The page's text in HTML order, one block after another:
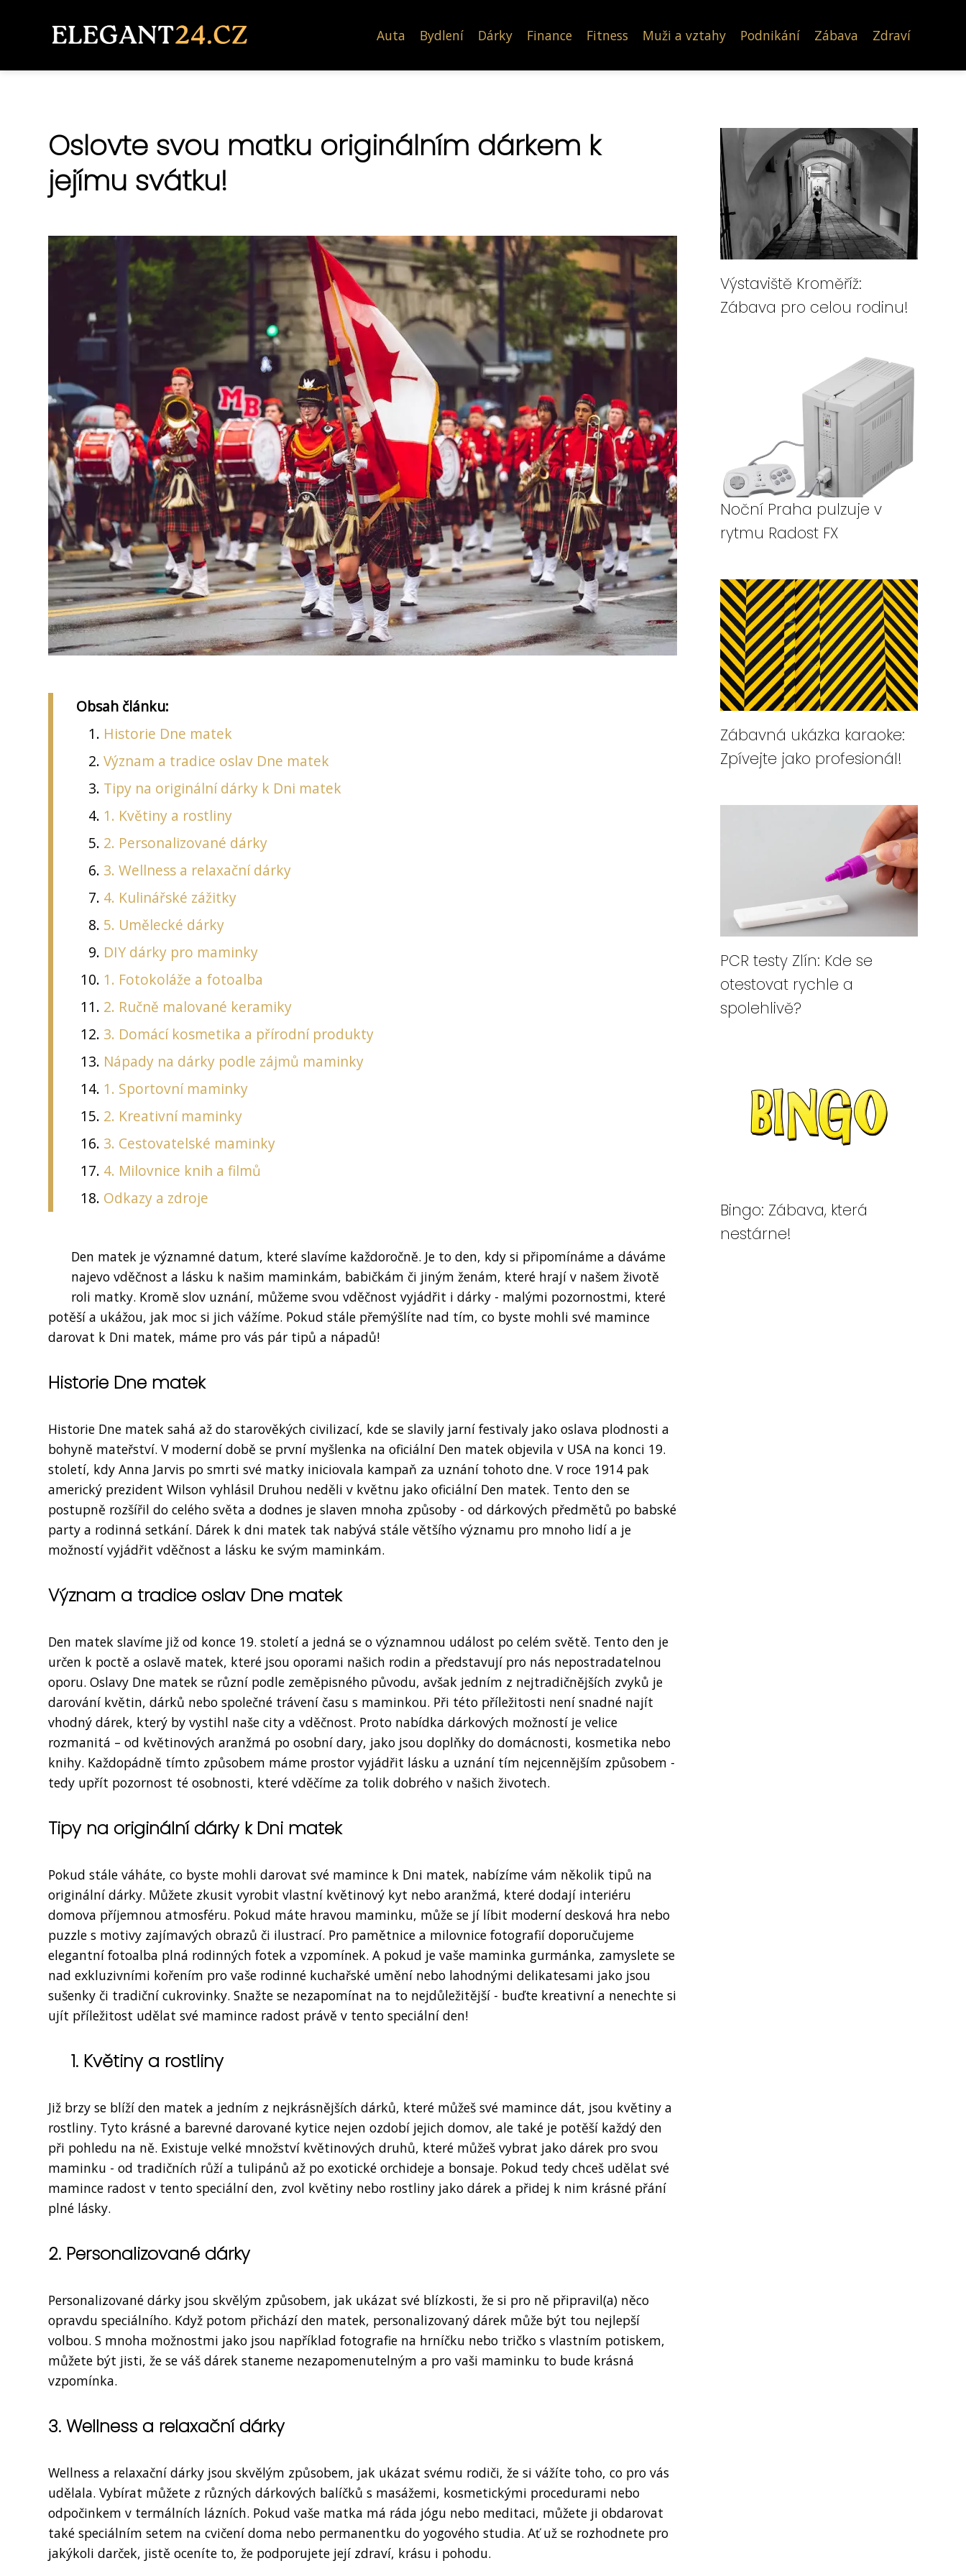
Auta Bydlení Dárky Finance Fitness Muži a vztahy Podnikání Zábava Zdraví
Oslovte svou matku originálním dárkem k
jejímu svátku!
Obsah článku:
Historie Dne matek
Význam a tradice oslav Dne matek
Tipy na originální dárky k Dni matek
1. Květiny a rostliny
2. Personalizované dárky
3. Wellness a relaxační dárky
4. Kulinářské zážitky
5. Umělecké dárky
DIY dárky pro maminky
1. Fotokoláže a fotoalba
2. Ručně malované keramiky
3. Domácí kosmetika a přírodní produkty
Nápady na dárky podle zájmů maminky
1. Sportovní maminky
2. Kreativní maminky
3. Cestovatelské maminky
4. Milovnice knih a filmů
Odkazy a zdroje
Den matek je významné datum, které slavíme každoročně. Je to den, kdy si připomínáme a dáváme
najevo vděčnost a lásku k našim maminkám, babičkám či jiným ženám, které hrají v našem životě
roli matky. Kromě slov uznání, můžeme svou vděčnost vyjádřit i dárky - malými pozornostmi, které
potěší a ukážou, jak moc si jich vážíme. Pokud stále přemýšlíte nad tím, co byste mohli své mamince
darovat k Dni matek, máme pro vás pár tipů a nápadů!
Historie Dne matek
Historie Dne matek sahá až do starověkých civilizací, kde se slavily jarní festivaly jako oslava plodnosti a
bohyně mateřství. V moderní době se první myšlenka na oficiální Den matek objevila v USA na konci 19.
století, kdy Anna Jarvis po smrti své matky iniciovala kampaň za uznání tohoto dne. V roce 1914 pak
americký prezident Wilson vyhlásil Druhou neděli v květnu jako oficiální Den matek. Tento den se
postupně rozšířil do celého světa a dodnes je slaven mnoha způsoby - od dárkových předmětů po babské
party a rodinná setkání. Dárek k dni matek tak nabývá stále většího významu pro mnoho lidí a je
možností vyjádřit vděčnost a lásku ke svým maminkám.
Význam a tradice oslav Dne matek
Den matek slavíme již od konce 19. století a jedná se o významnou událost po celém světě. Tento den je
určen k poctě a oslavě matek, které jsou oporami našich rodin a představují pro nás nepostradatelnou
oporu. Oslavy Dne matek se různí podle zeměpisného původu, avšak jedním z nejtradičnějších zvyků je
darování květin, dárků nebo společné trávení času s maminkou. Při této příležitosti není snadné najít
vhodný dárek, který by vystihl naše city a vděčnost. Proto nabídka dárkových možností je velice
rozmanitá – od květinových aranžmá po osobní dary, jako jsou doplňky do domácnosti, kosmetika nebo
knihy. Každopádně tímto způsobem máme prostor vyjádřit lásku a uznání tím nejcennějším způsobem -
tedy upřít pozornost té osobnosti, které vděčíme za tolik dobrého v našich životech.
Tipy na originální dárky k Dni matek
Pokud stále váháte, co byste mohli darovat své mamince k Dni matek, nabízíme vám několik tipů na
originální dárky. Můžete zkusit vyrobit vlastní květinový kyt nebo aranžmá, které dodají interiéru
domova příjemnou atmosféru. Pokud máte hravou maminku, může se jí líbit moderní desková hra nebo
puzzle s motivy zajímavých obrazů či ilustrací. Pro pamětnice a milovnice fotografií doporučujeme
elegantní fotoalba plná rodinných fotek a vzpomínek. A pokud je vaše maminka gurmánka, zamyslete se
nad exkluzivními kořením pro vaše rodinné kuchařské umění nebo lahodnými delikatesami jako jsou
sušenky či tradiční cukrovinky. Snažte se nezapomínat na to nejdůležitější - buďte kreativní a nenechte si
ujít příležitost udělat své mamince radost právě v tento speciální den!
1. Květiny a rostliny
Již brzy se blíží den matek a jedním z nejkrásnějších dárků, které můžeš své mamince dát, jsou květiny a
rostliny. Tyto krásné a barevné darované kytice nejen ozdobí jejich domov, ale také je potěší každý den
při pohledu na ně. Existuje velké množství květinových druhů, které můžeš vybrat jako dárek pro svou
maminku - od tradičních růží a tulipánů až po exotické orchideje a bonsaje. Pokud tedy chceš udělat své
mamince radost v tento speciální den, zvol květiny nebo rostliny jako dárek a přidej k nim krásné přání
plné lásky.
2. Personalizované dárky
Personalizované dárky jsou skvělým způsobem, jak ukázat své blízkosti, že si pro ně připravil(a) něco
opravdu speciálního. Když potom přichází den matek, personalizovaný dárek může být tou nejlepší
volbou. S mnoha možnostmi jako jsou například fotografie na hrníčku nebo tričko s vlastním potiskem,
můžete být jisti, že se váš dárek staneme nezapomenutelným a pro vaši maminku to bude krásná
vzpomínka.
3. Wellness a relaxační dárky
Wellness a relaxační dárky jsou skvělým způsobem, jak ukázat svému rodiči, že si vážíte toho, co pro vás
udělala. Vybírat můžete z různých dárkových balíčků s masážemi, kosmetickými procedurami nebo
odpočinkem v termálních lázních. Pokud vaše matka má ráda jógu nebo meditaci, můžete ji obdarovat
také speciálním setem na cvičení doma nebo permanentku do yogového studia. Ať už se rozhodnete pro
jakýkoli darček, jistě oceníte to, že podporujete její zdraví, krásu i pohodu.
Výstaviště Kroměříž:
Zábava pro celou rodinu!
Noční Praha pulzuje v
rytmu Radost FX
Zábavná ukázka karaoke:
Zpívejte jako profesionál!
PCR testy Zlín: Kde se
otestovat rychle a
spolehlivě?
Bingo: Zábava, která
nestárne!